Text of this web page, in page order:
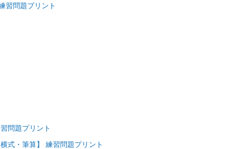
習問題プリント
問題プリント
式・筆算】 練習問題プリント